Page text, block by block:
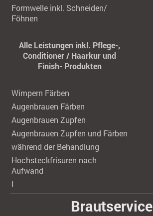
Formwelle inkl. Schneiden/
Föhnen
Alle Leistungen inkl. Pflege-,
Conditioner / Haarkur und
Finish- Produkten
Wimpern Färben
Augenbrauen Färben
Augenbrauen Zupfen
Augenbrauen Zupfen und Färben
während der Behandlung
Hochsteckfrisuren nach
Aufwand
I
Brautservice